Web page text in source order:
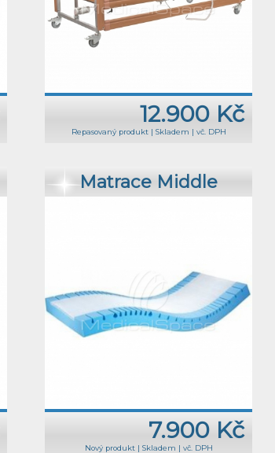
12.900 Kč
Repasovaný produkt | Skladem | vč. DPH
Matrace Middle
7.900 Kč
Nový produkt | Skladem | vč. DPH